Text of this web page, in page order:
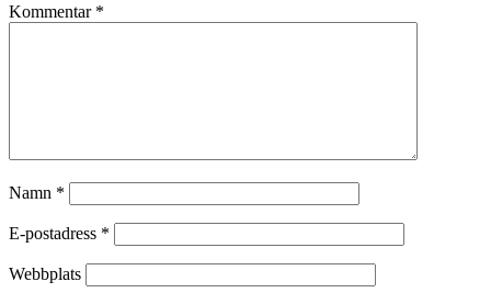
Kommentar *
Namn *
E-postadress *
Webbplats